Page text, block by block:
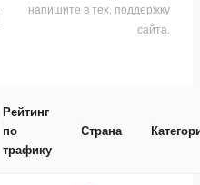
напишите в тех. поддержку
сайта.
Рейтинг
по
трафику
Страна